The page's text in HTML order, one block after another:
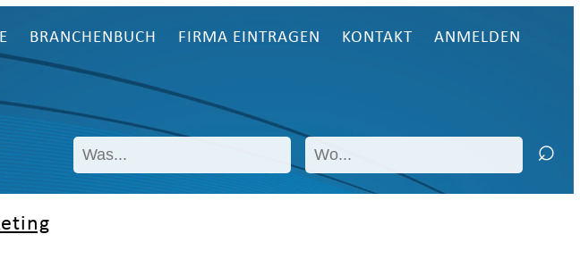
BRANCHENBUCH FIRMA EINTRAGEN KONTAKT ANMELDEN